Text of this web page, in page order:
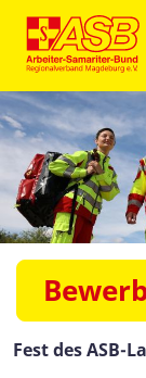
Fest des ASB-